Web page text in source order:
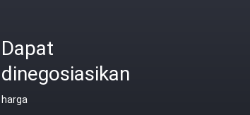
Dapat
dinegosiasikan
harga